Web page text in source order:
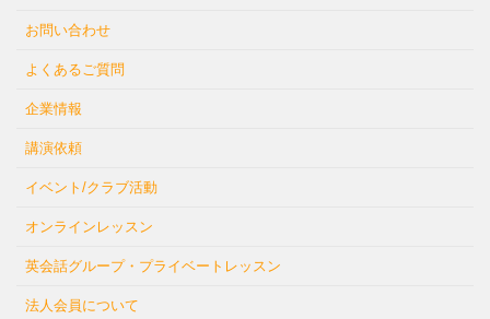
お問い合わせ
よくあるご質問
企業情報
講演依頼
イベント/クラブ活動
オンラインレッスン
英会話グループ・プライベートレッスン
法人会員について